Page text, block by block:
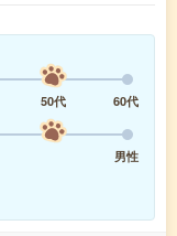
50代
60代
男性